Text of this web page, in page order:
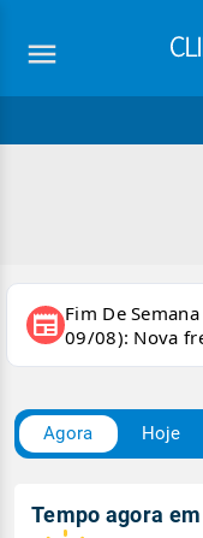
newspaper Fim De
09/08): Nova
para áreas do
Agora Hoje
Tempo agora em